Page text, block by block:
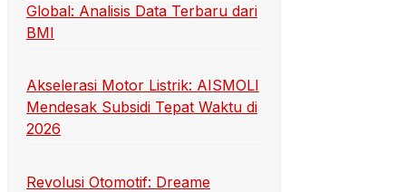
Global: Analisis Data Terbaru dari
BMI
Akselerasi Motor Listrik: AISMOLI
Mendesak Subsidi Tepat Waktu di
2026
Revolusi Otomotif: Dreame